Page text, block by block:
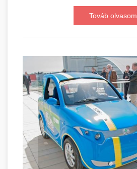
Továb olvasom